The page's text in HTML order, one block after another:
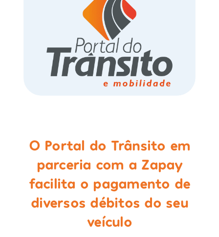
O Portal do Trânsito em
parceria com a Zapay
facilita o pagamento de
diversos débitos do seu
veículo